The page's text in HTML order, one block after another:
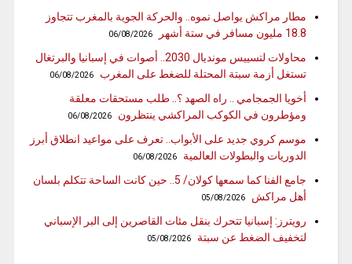
مطار مراكش يواصل نموه.. والحركة الجوية بالمغرب تتجاوز
18.8 مليون مسافر في ستة أشهر
06/08/2026
محاولات لتسييس مونديال 2030.. أصوات في إسبانيا والبرتغال
تستغل أزمة سبتة المحتلة للضغط على المغرب
06/08/2026
أخويا الجمجامي .. راه الصهد ؟.. طلب مستحقات معلقة
ومؤطرون في الكوكب المراكشي ينتظرون
06/08/2026
موسم كروي جديد على الأبواب.. تعرف على مواعيد انطلاق أبرز
الدوريات والبطولات العالمية
06/08/2026
جامع الفنا كما سمعها كولان/ 5.. حين كانت الساحة تتكلم بلسان
أهل مراكش
05/08/2026
رويترز: إسبانيا تتحرك بنقل مئات القاصرين إلى البر الإسباني
لتخفيف الضغط عن سبتة
05/08/2026